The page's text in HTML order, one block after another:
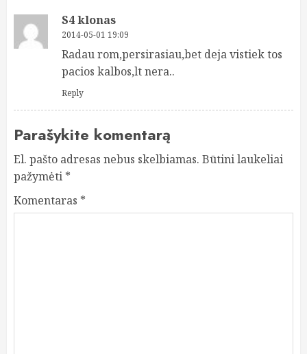
S4 klonas
2014-05-01 19:09
Radau rom,persirasiau,bet deja vistiek tos
pacios kalbos,lt nera..
Reply
Parašykite komentarą
El. pašto adresas nebus skelbiamas. Būtini laukeliai
pažymėti *
Komentaras *